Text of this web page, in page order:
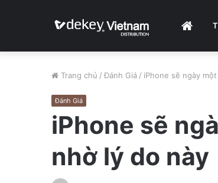
HOME
Trang chủ / Đánh Giá / iPhone sẽ ngày
Đánh Giá
iPhone sẽ
nhờ lý do này